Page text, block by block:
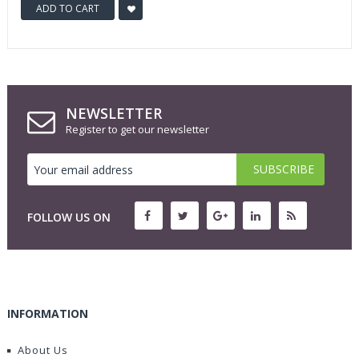
ADD TO CART
NEWSLETTER
Register to get our newsletter
FOLLOW US ON
INFORMATION
About Us